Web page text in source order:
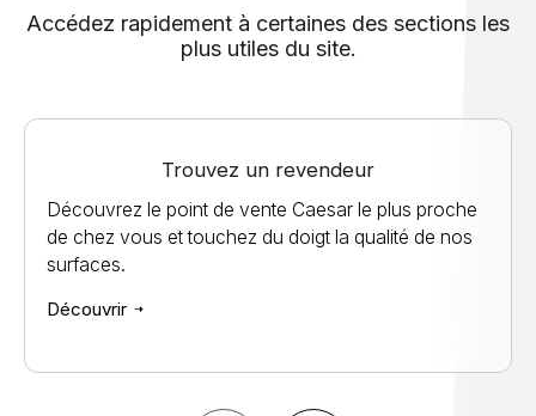
Accédez rapidement à certaines des sections les
plus utiles du site.
Trouvez un revendeur
Découvrez le point de vente Caesar le plus proche
de chez vous et touchez du doigt la qualité de nos
surfaces.
Découvrir